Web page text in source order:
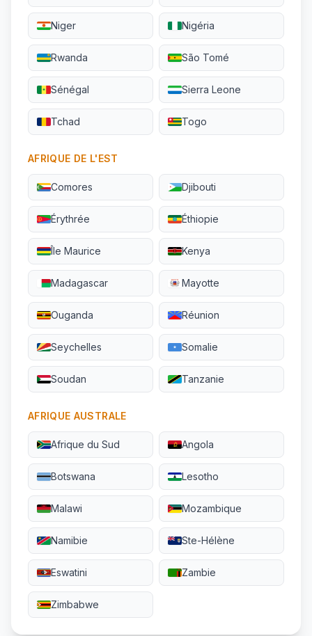
Niger Nigéria
Rwanda São Tomé
Sénégal Sierra Leone
Tchad Togo
AFRIQUE DE L'EST
Comores Djibouti
Érythrée Éthiopie
Île Maurice Kenya
Madagascar Mayotte
Ouganda Réunion
Seychelles Somalie
Soudan Tanzanie
AFRIQUE AUSTRALE
Afrique du Sud Angola
Botswana Lesotho
Malawi Mozambique
Namibie Ste-Hélène
Eswatini Zambie
Zimbabwe